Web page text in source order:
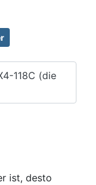
118C (die
ist, desto